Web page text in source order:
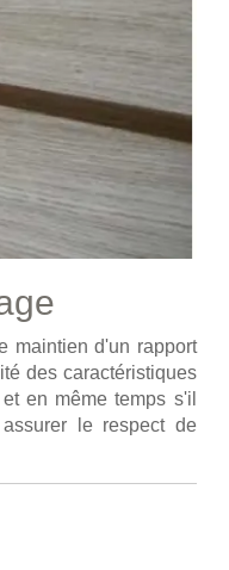
maintien d'un rapport
des caractéristiques
en même temps s'il
le respect de